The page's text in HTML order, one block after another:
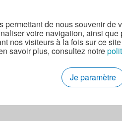
permettant de nous souvenir de
votre navigation, ainsi que
nos visiteurs à la fois sur ce
savoir plus, consultez notre
Je paramètre
79700
Voir la fiche de